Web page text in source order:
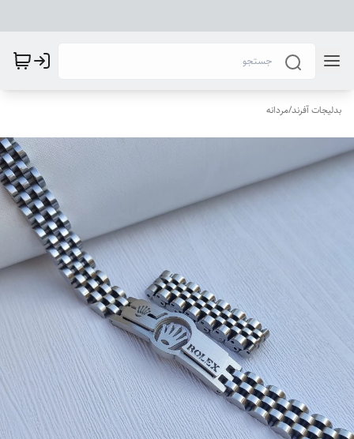
بدلیجات آفرند/مردانه